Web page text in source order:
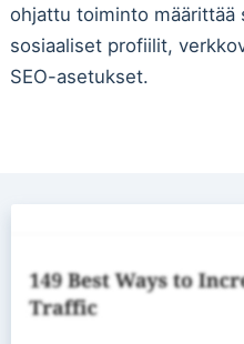
ohjattu toiminto määrittää
sosiaaliset profiilit,
SEO-asetukset.